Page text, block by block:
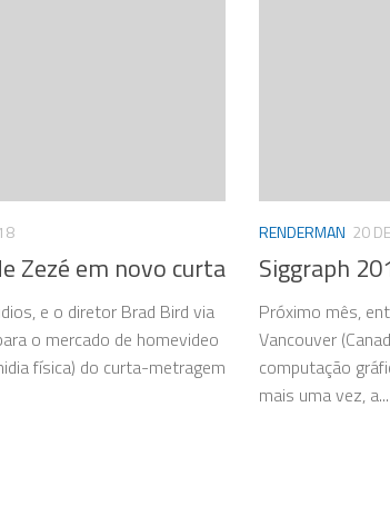
Zezé em novo curta
e o diretor Brad Bird via
o mercado de homevideo
física) do curta-metragem
RENDERMAN 20
Siggraph
Próximo mês,
Vancouver
computação
mais uma vez, a...